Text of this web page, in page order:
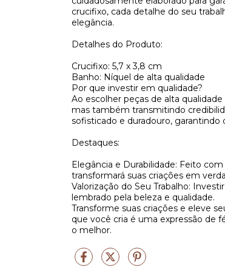
crucifixo, cada detalhe do seu
elegância.
Detalhes do Produto:
Crucifixo: 5,7 x 3,8 cm
Banho: Níquel de alta qualidade
Por que investir em qualidade?
Ao escolher peças de alta
mas também transmitindo
sofisticado e duradouro,
Destaques:
Elegância e Durabilidade: Feito
transformará suas criações em
Valorização do Seu Trabalho:
lembrado pela beleza e qualidade.
Transforme suas criações e eleve
que você cria é uma expressão de
o melhor.